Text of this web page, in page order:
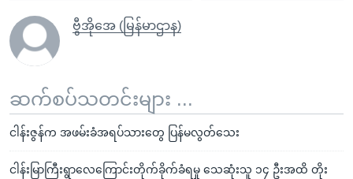
ဗွီအိုအေ (မြန်မာဌာန)
ဆက်စပ်သတင်းများ ...
ငါန်းဇွန်က အဖမ်းခံအရပ်သားတွေ ပြန်မလွတ်သေး
ငါန်းမြာကြီးရွာလေကြောင်းတိုက်ခိုက်ခံရမှု သေဆုံးသူ ၁၄ ဦးအထိ တိုး